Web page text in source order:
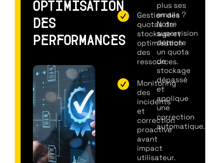
OPTIMISATION
DES
PERFORMANCES
Gestion des
quotas de
stockage et
optimisation
des
ressources.
Monitoring
des
incidents
et
correction
proactive
avant
impact
utilisateur.
plus ses
emails ?
Notre
supervision
détecte
un quota
de
stockage
dépassé
et
applique
une
correction
automatique. »